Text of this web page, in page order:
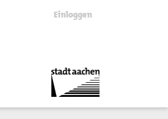
Einloggen